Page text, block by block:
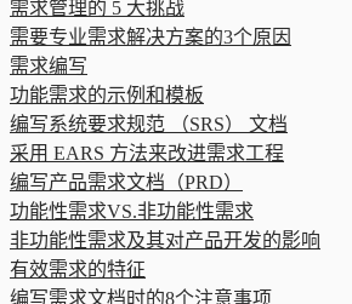
需求管理的 5 大挑战
需要专业需求解决方案的3个原因
需求编写
功能需求的示例和模板
编写系统要求规范 （SRS） 文档
采用 EARS 方法来改进需求工程
编写产品需求文档（PRD）
功能性需求VS.非功能性需求
非功能性需求及其对产品开发的影响
有效需求的特征
编写需求文档时的8个注意事项